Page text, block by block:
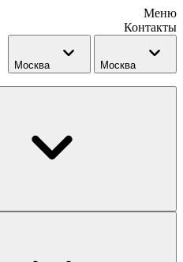
Меню
Контакты
Москва Москва